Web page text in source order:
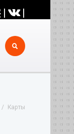
| |
Карты